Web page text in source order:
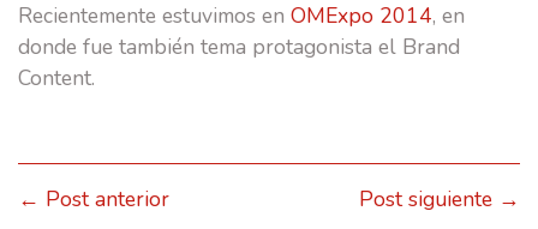
Recientemente estuvimos en OMExpo 2014, en
donde fue también tema protagonista el Brand
Content.
← Post anterior Post siguiente →